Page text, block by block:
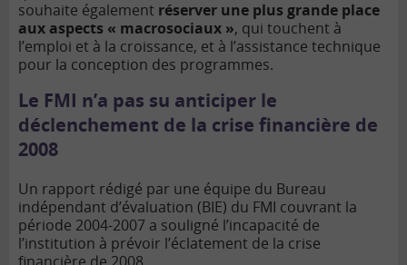
souhaite également réserver une plus grande place
aux aspects « macrosociaux », qui touchent à
l’emploi et à la croissance, et à l’assistance technique
pour la conception des programmes.
Le FMI n’a pas su anticiper le
déclenchement de la crise financière de
2008
Un rapport rédigé par une équipe du Bureau
indépendant d’évaluation (BIE) du FMI couvrant la
période 2004-2007 a souligné l’incapacité de
l’institution à prévoir l’éclatement de la crise